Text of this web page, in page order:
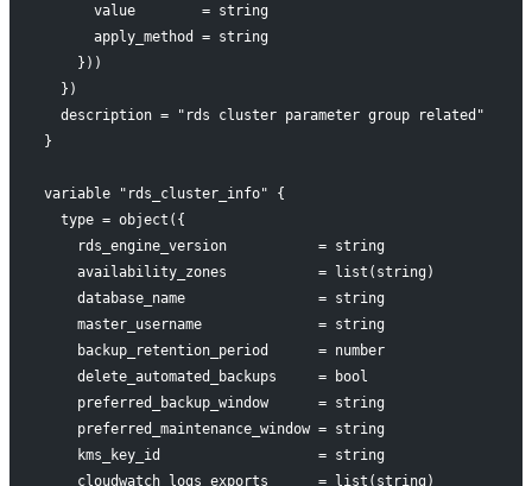
      value        = string
      apply_method = string
    }))
  })
  description = "rds cluster parameter group related"
}
variable "rds_cluster_info" {
  type = object({
    rds_engine_version           = string
    availability_zones           = list(string)
    database_name                = string
    master_username              = string
    backup_retention_period      = number
    delete_automated_backups     = bool
    preferred_backup_window      = string
    preferred_maintenance_window = string
    kms_key_id                   = string
    cloudwatch_logs_exports      = list(string)